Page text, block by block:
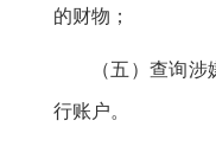
的财物 ；
（五）查询
行账户。